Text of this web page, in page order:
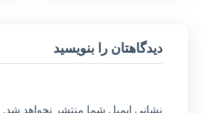
دیدگاهتان را بنویسید
نشانی ایمیل شما منتشر نخواهد شد.